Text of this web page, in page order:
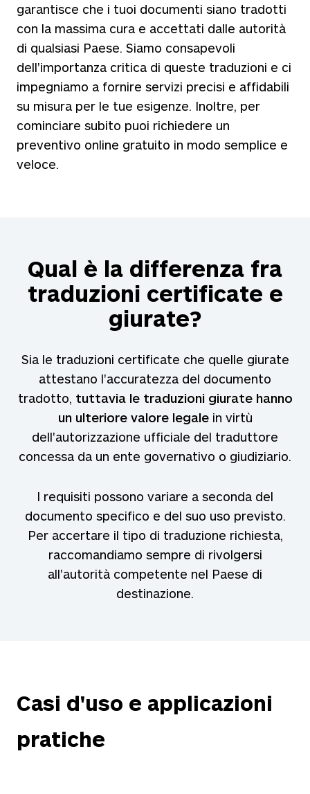
garantisce che i tuoi documenti siano tradotti
con la massima cura e accettati dalle autorità
di qualsiasi Paese. Siamo consapevoli
dell'importanza critica di queste traduzioni e ci
impegniamo a fornire servizi precisi e affidabili
su misura per le tue esigenze. Inoltre, per
cominciare subito puoi richiedere un
preventivo online gratuito in modo semplice e
veloce.
Qual è la differenza fra
traduzioni certificate e
giurate?
Sia le traduzioni certificate che quelle giurate
attestano l'accuratezza del documento
tradotto, tuttavia le traduzioni giurate hanno
un ulteriore valore legale in virtù
dell'autorizzazione ufficiale del traduttore
concessa da un ente governativo o giudiziario.
I requisiti possono variare a seconda del
documento specifico e del suo uso previsto.
Per accertare il tipo di traduzione richiesta,
raccomandiamo sempre di rivolgersi
all'autorità competente nel Paese di
destinazione.
Casi d'uso e applicazioni
pratiche